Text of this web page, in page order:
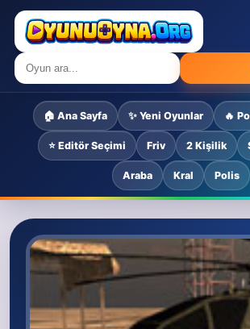
🏠 Ana Sayfa ✨ Yeni Oyunlar 🔥
⭐ Editör Seçimi Friv 2 Kişilik
Araba Kral Polis